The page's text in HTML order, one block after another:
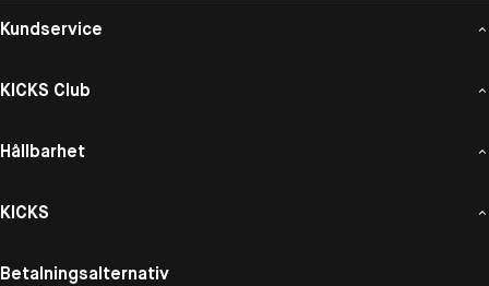
Kundservice
KICKS Club
Hållbarhet
KICKS
Betalningsalternativ